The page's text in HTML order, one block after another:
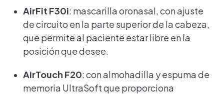
AirFit F30i: mascarilla oronasal, con ajuste
de circuito en la parte superior de la cabeza,
que permite al paciente estar libre en la
posición que desee.
AirTouch F20: con almohadilla y espuma de
memoria UltraSoft que proporciona